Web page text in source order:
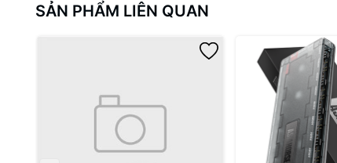
SẢN PHẨM LIÊN QUAN